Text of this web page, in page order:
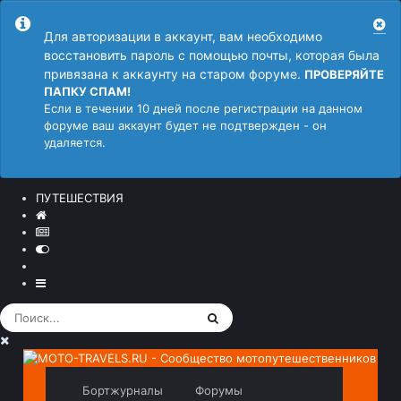
Для авторизации в аккаунт, вам необходимо
восстановить пароль с помощью почты, которая была
привязана к аккаунту на старом форуме. ПРОВЕРЯЙТЕ
ПАПКУ СПАМ!
Если в течении 10 дней после регистрации на данном
форуме ваш аккаунт будет не подтвержден - он
удаляется.
ПУТЕШЕСТВИЯ
Бортжурналы Форумы